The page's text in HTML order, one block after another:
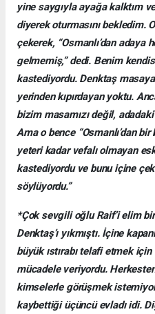
yine saygıyla ayağa kalktım
diyerek oturmasını bekledim.
çekerek, “Osmanlı’dan adaya
gelmemiş,” dedi. Benim
kastediyordu. Denktaş
yerinden kıpırdayan yoktu.
bizim masamızı değil,
Ama o bence “Osmanlı’dan
yeteri kadar vefalı olmayan
kastediyordu ve bunu içine
söylüyordu.”
*Çok sevgili oğlu Raif’i elim
Denktaş’ı yıkmıştı. İçine
büyük ıstırabı telafi etmek
mücadele veriyordu. Herkesten
kimselerle görüşmek
kaybettiği üçüncü evladı idi.